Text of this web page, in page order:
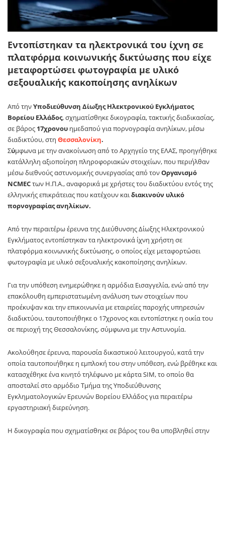
Εντοπίστηκαν τα ηλεκτρονικά του ίχνη σε
πλατφόρμα κοινωνικής δικτύωσης που είχε
μεταφορτώσει φωτογραφία με υλικό
σεξουαλικής κακοποίησης ανηλίκων
Από τηνΥποδιεύθυνση Δίωξης Ηλεκτρονικού Εγκλήματος
Βορείου Ελλάδος, σχηματίσθηκε δικογραφία, τακτικής διαδικασίας,
σε βάρος 17χρονου ημεδαπού για πορνογραφία ανηλίκων, μέσω
διαδικτύου, στη Θεσσαλονίκη.
Σύμφωνα με την ανακοίνωση από το Αρχηγείο της ΕΛΑΣ, προηγήθηκε
κατάλληλη αξιοποίηση πληροφοριακών στοιχείων, που περιήλθαν
μέσω διεθνούς αστυνομικής συνεργασίας από τονΟργανισμό
NCMECτων Η.Π.Α., αναφορικά με χρήστες του διαδικτύου εντός της
ελληνικής επικράτειας που κατέχουν καιδιακινούν υλικό
πορνογραφίας ανηλίκων.
Από την περαιτέρω έρευνα της Διεύθυνσης Δίωξης Ηλεκτρονικού
Εγκλήματος εντοπίστηκαν τα ηλεκτρονικά ίχνη χρήστη σε
πλατφόρμα κοινωνικής δικτύωσης, ο οποίος είχε μεταφορτώσει
φωτογραφία με υλικό σεξουαλικής κακοποίησης ανηλίκων.
Για την υπόθεση ενημερώθηκε η αρμόδια Εισαγγελία, ενώ από την
επακόλουθη εμπεριστατωμένη ανάλυση των στοιχείων που
προέκυψαν και την επικοινωνία με εταιρείες παροχής υπηρεσιών
διαδικτύου, ταυτοποιήθηκε ο 17χρονος και εντοπίστηκε η οικία του
σε περιοχή της Θεσσαλονίκης, σύμφωνα με την Αστυνομία.
Ακολούθησε έρευνα, παρουσία δικαστικού λειτουργού, κατά την
οποία ταυτοποιήθηκε η εμπλοκή του στην υπόθεση, ενώ βρέθηκε και
κατασχέθηκε ένα κινητό τηλέφωνο με κάρτα SIM, το οποίο θα
αποσταλεί στο αρμόδιο Τμήμα της Υποδιεύθυνσης
Εγκληματολογικών Ερευνών Βορείου Ελλάδος για περαιτέρω
εργαστηριακή διερεύνηση.
Η δικογραφία που σχηματίσθηκε σε βάρος του θα υποβληθεί στην